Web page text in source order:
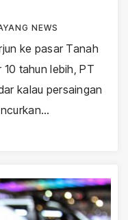
NEWS
ke pasar Tanah
tahun lebih, PT
kalau persaingan